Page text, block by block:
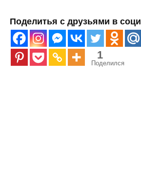
Поделитья с друзьями в
1
Поделился